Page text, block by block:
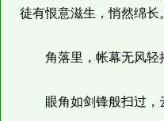
徒有恨意滋生，悄然绵长
角落里，帐幕无风轻
眼角如剑锋般扫过，